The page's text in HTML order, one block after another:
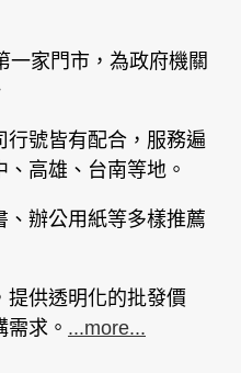
一家門市，為政府機關
行號皆有配合，服務遍
高雄、台南等地。
辦公用紙等多樣推薦
提供透明化的批發價
求。 ...more...